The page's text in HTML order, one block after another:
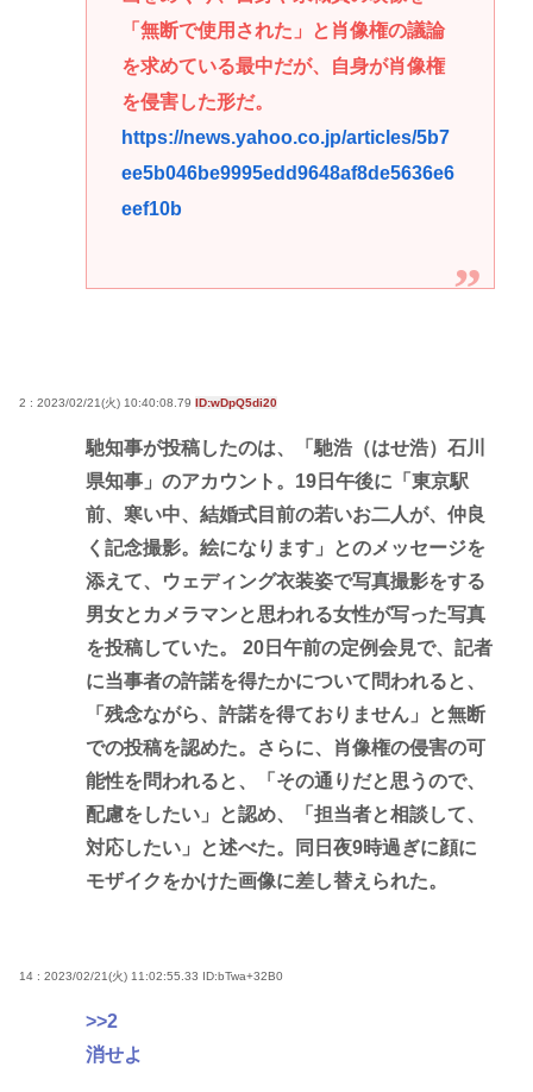
「無断で使用された」と肖像権の議論
を求めている最中だが、自身が肖像権
を侵害した形だ。
https://news.yahoo.co.jp/articles/5b7
ee5b046be9995edd9648af8de5636e6
eef10b
2 : 2023/02/21(火) 10:40:08.79 ID:wDpQ5di20
馳知事が投稿したのは、「馳浩（はせ浩）石川
県知事」のアカウント。19日午後に「東京駅
前、寒い中、結婚式目前の若いお二人が、仲良
く記念撮影。絵になります」とのメッセージを
添えて、ウェディング衣装姿で写真撮影をする
男女とカメラマンと思われる女性が写った写真
を投稿していた。 20日午前の定例会見で、記者
に当事者の許諾を得たかについて問われると、
「残念ながら、許諾を得ておりません」と無断
での投稿を認めた。さらに、肖像権の侵害の可
能性を問われると、「その通りだと思うので、
配慮をしたい」と認め、「担当者と相談して、
対応したい」と述べた。同日夜9時過ぎに顔に
モザイクをかけた画像に差し替えられた。
14 : 2023/02/21(火) 11:02:55.33 ID:bTwa+32B0
>>2
消せよ